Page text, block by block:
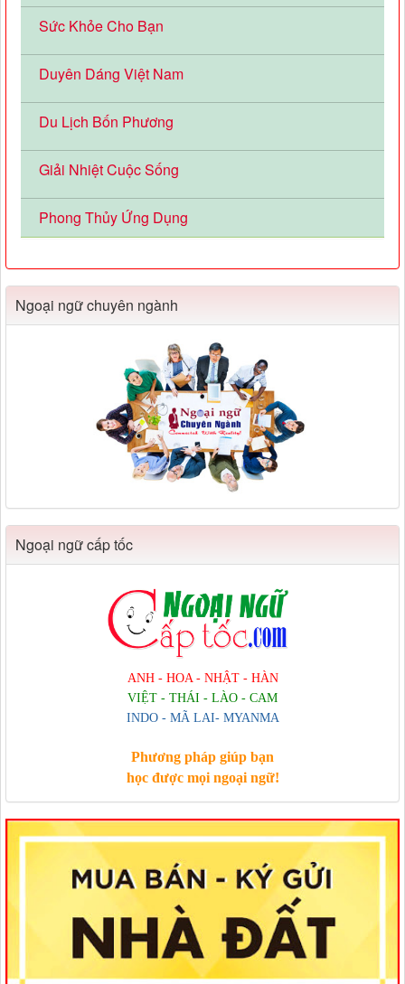
Sức Khỏe Cho Bạn
Duyên Dáng Việt Nam
Du Lịch Bốn Phương
Giải Nhiệt Cuộc Sống
Phong Thủy Ứng Dụng
Ngoại ngữ chuyên ngành
Ngoại ngữ cấp tốc
ANH - HOA - NHẬT - HÀN
VIỆT - THÁI - LÀO - CAM
INDO - MÃ LAI- MYANMA
Phương pháp giúp bạn
học được mọi ngoại ngữ!